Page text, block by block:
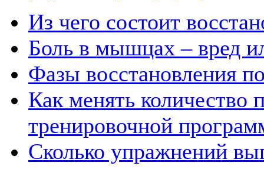
Из чего состоит
Боль в мышцах – вред
Фазы восстановления
Как менять количество
тренировочной
Сколько упражнений